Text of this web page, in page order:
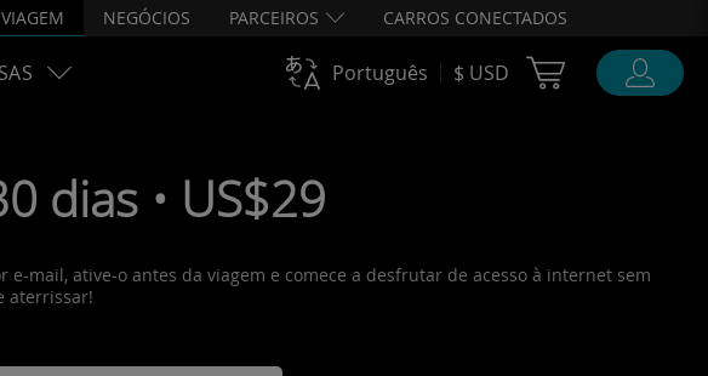
NEGÓCIOS PARCEIROS CARROS CONECTADOS
Português $ USD Cart Ubigi
dias • US$29
mail, ative-o antes da viagem e comece a desfrutar de acesso à internet sem
aterrissar!